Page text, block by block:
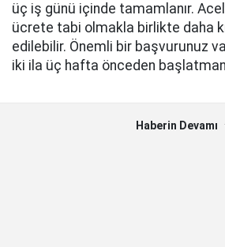
üç iş günü içinde tamamlanır.
ücrete tabi olmakla birlikte daha
edilebilir. Önemli bir başvurunuz
iki ila üç hafta önceden
Haberin Devamı